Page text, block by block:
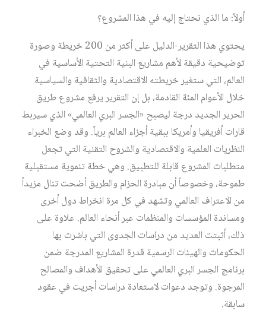
أولاً: ما الذي نحتاج إليه في هذا المشروع؟
يحتوي هذا التقرير-الدليل على أكثر من 200 خريطة وصورة
توضيحية دقيقة لأهم مشاريع البنية التحتية الأساسية في
العالم، التي ستغير خريطته الاقتصادية والثقافية والسياسية
خلال الأعوام المئة القادمة، بل إن التقرير يرفع مشروع طريق
الحرير الجديد درجة ليصبح «الجسر البري العالمي» الذي سيربط
قارات أفريقيا وأمريكا ببقية أجزاء العالم برياً. وقد وضع الخبراء
النظريات العلمية والاقتصادية والشروح التقنية التي تجعل
متطلبات المشروع قابلة للتطبيق. وهي خطة تنموية مستقبلية
طموحة، وخصوصاً أن مبادرة الحزام والطريق أضحت تنال مزيداً
من الاعتراف العالمي وتشهد في كل مرة انخراط دول أخرى
ومساندة المؤسسات والمنظمات عبر أنحاء العالم. علاوة على
ذلك، أثبتت العديد من دراسات الجدوى التي باشرت بها
الحكومات والهيئات الرسمية قدرة المشاريع المدرجة ضمن
برنامج الجسر البري العالمي على تحقيق الأهداف والمصالح
المرجوة. وتوجد دعوات لاستعادة دراسات أجريت في عقود
سابقة.